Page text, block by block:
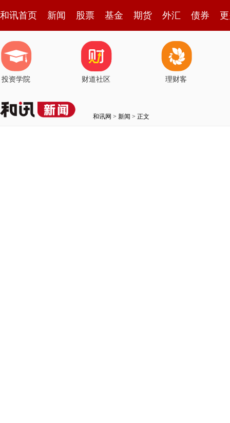
和讯首页 新闻 股票 基金 期货 外汇 债券
投资学院 财道社区 理财客
和讯网 > 新闻 > 正文